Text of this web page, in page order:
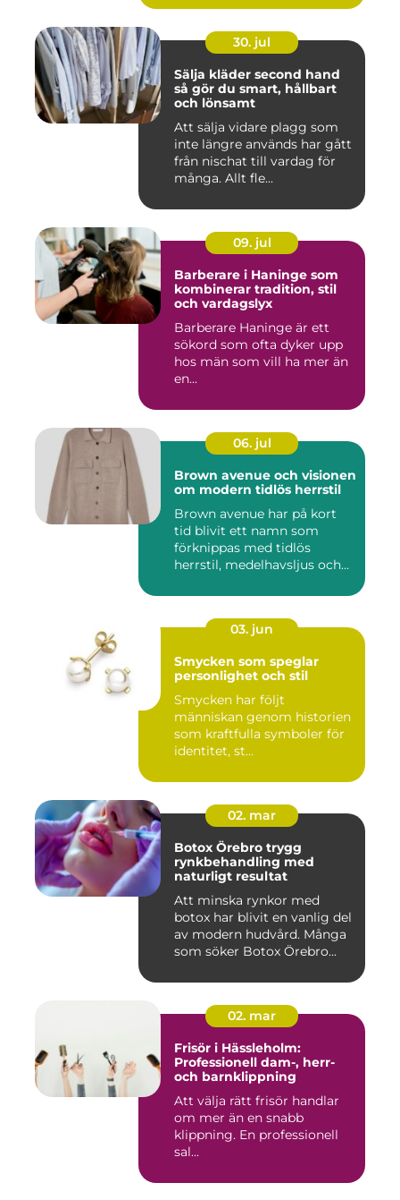
30. jul
Sälja kläder second hand
så gör du smart, hållbart
och lönsamt
Att sälja vidare plagg som
inte längre används har gått
från nischat till vardag för
många. Allt fle...
09. jul
Barberare i Haninge som
kombinerar tradition, stil
och vardagslyx
Barberare Haninge är ett
sökord som ofta dyker upp
hos män som vill ha mer än
en...
06. jul
Brown avenue och visionen
om modern tidlös herrstil
Brown avenue har på kort
tid blivit ett namn som
förknippas med tidlös
herrstil, medelhavsljus och
03. jun
Smycken som speglar
personlighet och stil
Smycken har följt
människan genom historien
som kraftfulla symboler för
identitet, st...
02. mar
Botox Örebro trygg
rynkbehandling med
naturligt resultat
Att minska rynkor med
botox har blivit en vanlig del
av modern hudvård. Många
som söker Botox Örebro...
02. mar
Frisör i Hässleholm:
Professionell dam-, herr-
och barnklippning
Att välja rätt frisör handlar
om mer än en snabb
klippning. En professionell
sal...